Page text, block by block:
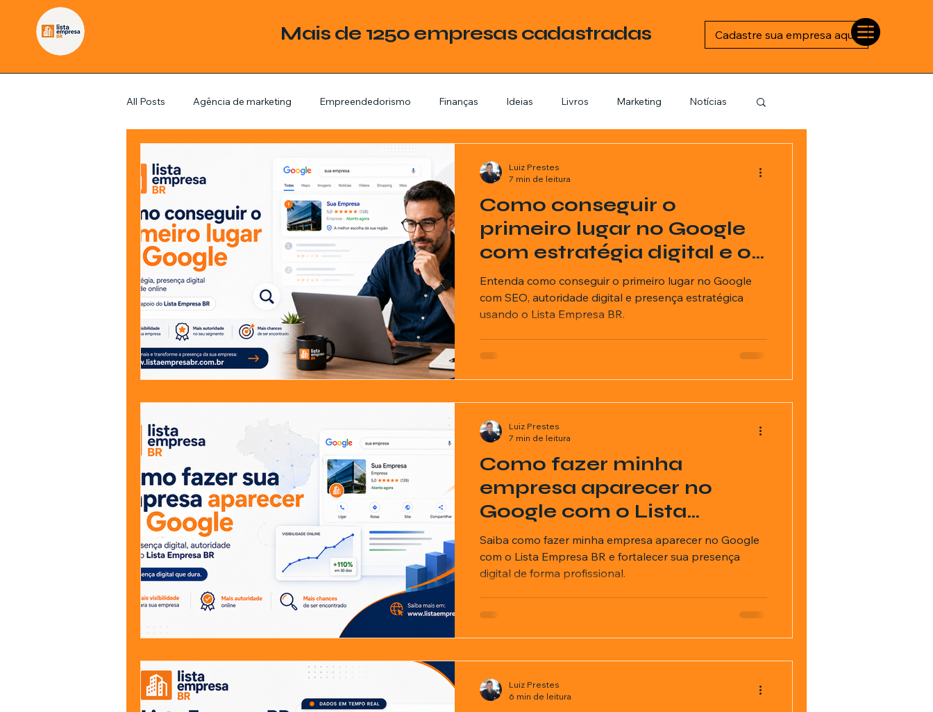
Mais de 1250 empresas cadastradas Cadastre sua empresa aqui
All Posts Agência de marketing Empreendedorismo Finanças Ideias Livros Marketing Notícias
Política Economia Investimentos Livros Renda Extra Educação Tecnologia
Estratégias de marketing Filmes e séries Noticias em alta
Jardinagem Clínica Nutricionista
Como conseguir o
primeiro lugar no Google
com estratégia digital e o
Lista Empresa BR
Entenda como conseguir o primeiro lugar no Google
com SEO, autoridade digital e presença estratégica
usando o Lista Empresa BR.
Luiz Prestes
7 min de leitura
Como fazer minha
empresa aparecer no
Google com o Lista
Empresa BR
Saiba como fazer minha empresa aparecer no Google
com o Lista Empresa BR e fortalecer sua presença
digital de forma profissional.
Luiz Prestes
7 min de leitura
Luiz Prestes
6 min de leitura